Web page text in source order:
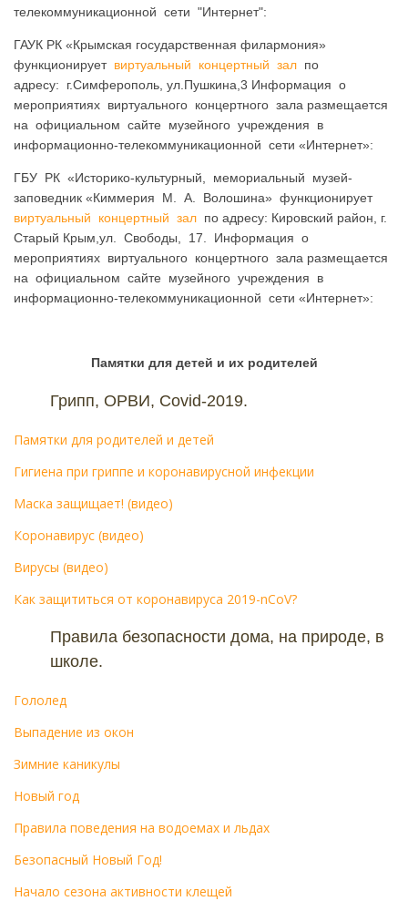
телекоммуникационной сети "Интернет":
ГАУК РК «Крымская государственная филармония»
функционирует виртуальный концертный зал по
адресу: г.Симферополь, ул.Пушкина,3 Информация о
мероприятиях виртуального концертного зала размещается
на официальном сайте музейного учреждения в
информационно-телекоммуникационной сети «Интернет»:
ГБУ РК «Историко-культурный, мемориальный музей-
заповедник «Киммерия М. А. Волошина» функционирует
виртуальный концертный зал по адресу: Кировский район, г.
Старый Крым,ул. Свободы, 17. Информация о
мероприятиях виртуального концертного зала размещается
на официальном сайте музейного учреждения в
информационно-телекоммуникационной сети «Интернет»:
Памятки для детей и их родителей
Грипп, ОРВИ, Covid-2019.
Памятки для родителей и детей
Гигиена при гриппе и коронавирусной инфекции
Маска защищает! (видео)
Коронавирус (видео)
Вирусы (видео)
Как защититься от коронавируса 2019-nCoV?
Правила безопасности дома, на природе, в
школе.
Гололед
Выпадение из окон
Зимние каникулы
Новый год
Правила поведения на водоемах и льдах
Безопасный Новый Год!
Начало сезона активности клещей